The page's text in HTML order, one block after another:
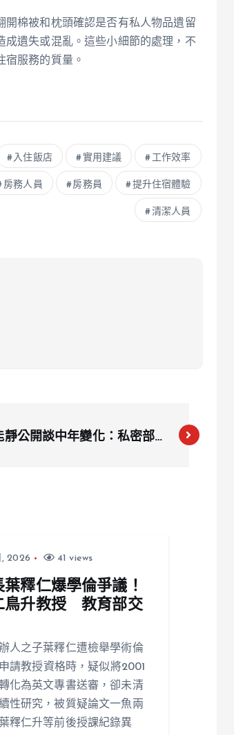
棉被和枕頭確認是否有私人物品遺留
遺失或混亂。這些小細節的處理，不
服務的質量。
入住飯店 實用建議 工作效率
房務人員 房務員 提升住宿體驗
清潔人員
靜公開談中年變化：私密部位
, 2026 41 views
釋仁爆學倫爭議！
鳥升教授 教育部交
人之子葉釋仁遭檢舉學術倫
請教授資格時，疑似將2001
化為英文專書送審，卻未清
性研究，被質疑論文一魚兩
釋仁升等前後授課紀錄異